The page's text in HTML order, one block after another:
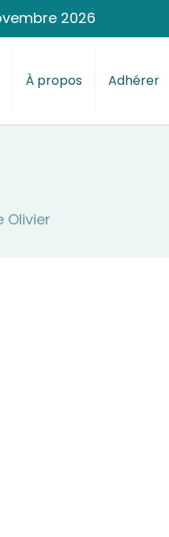
2026
À propos Adhérer
Olivier